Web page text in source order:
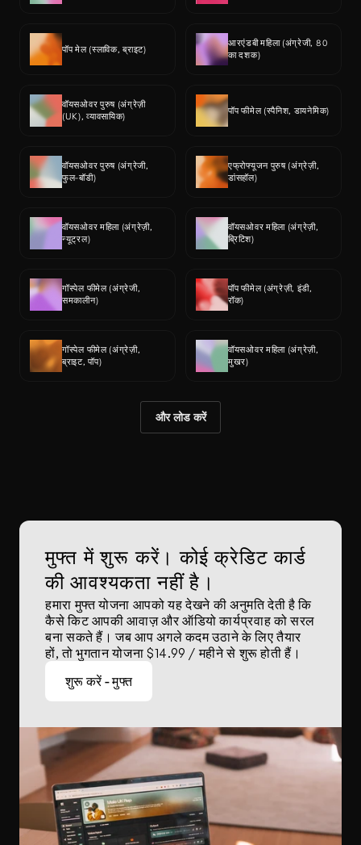
पॉप मेल (स्लाविक, ब्राइट)
आरएंडबी महिला (अंग्रेजी, 80
का दशक)
वॉयसओवर पुरुष (अंग्रेज़ी
(UK), व्यावसायिक)
पॉप फीमेल (स्पैनिश, डायनेमिक)
वॉयसओवर पुरुष (अंग्रेजी,
फुल-बॉडी)
एफ्रोफ्यूजन पुरुष (अंग्रेज़ी,
डांसहॉल)
वॉयसओवर महिला (अंग्रेज़ी,
न्यूट्रल)
वॉयसओवर महिला (अंग्रेज़ी,
ब्रिटिश)
गॉस्पेल फीमेल (अंग्रेजी,
समकालीन)
पॉप फीमेल (अंग्रेज़ी, इंडी,
रॉक)
गॉस्पेल फीमेल (अंग्रेज़ी,
ब्राइट, पॉप)
वॉयसओवर महिला (अंग्रेज़ी,
मुखर)
और लोड करें
मुफ्त में शुरू करें। कोई क्रेडिट कार्ड
की आवश्यकता नहीं है।
हमारा मुफ्त योजना आपको यह देखने की अनुमति देती है कि
कैसे किट आपकी आवाज़ और ऑडियो कार्यप्रवाह को सरल
बना सकते हैं। जब आप अगले कदम उठाने के लिए तैयार
हों, तो भुगतान योजना $14.99 / महीने से शुरू होती हैं।
शुरू करें - मुफ्त